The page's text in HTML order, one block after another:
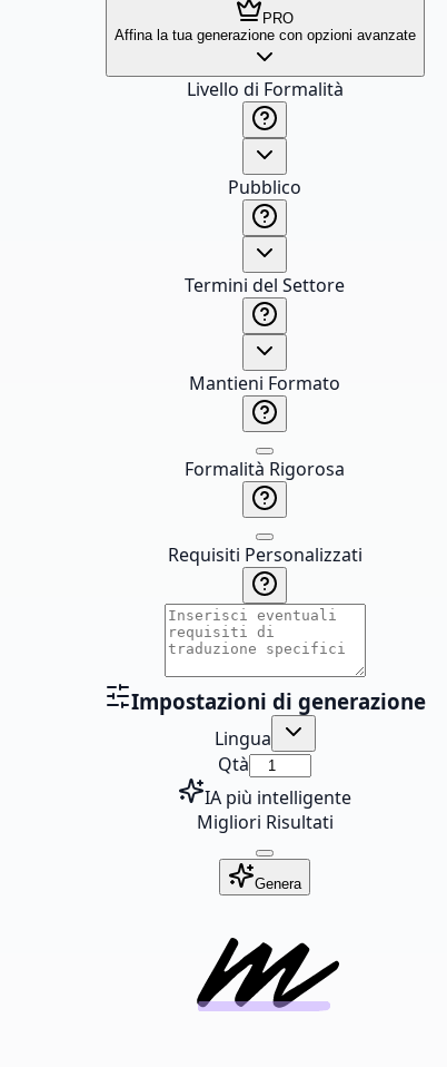
PRO
Affina la tua generazione con opzioni avanzate
Livello di Formalità
Pubblico
Termini del Settore
Mantieni Formato
Formalità Rigorosa
Requisiti Personalizzati
Impostazioni di generazione
Lingua
Qtà
IA più intelligente
Migliori Risultati
Genera